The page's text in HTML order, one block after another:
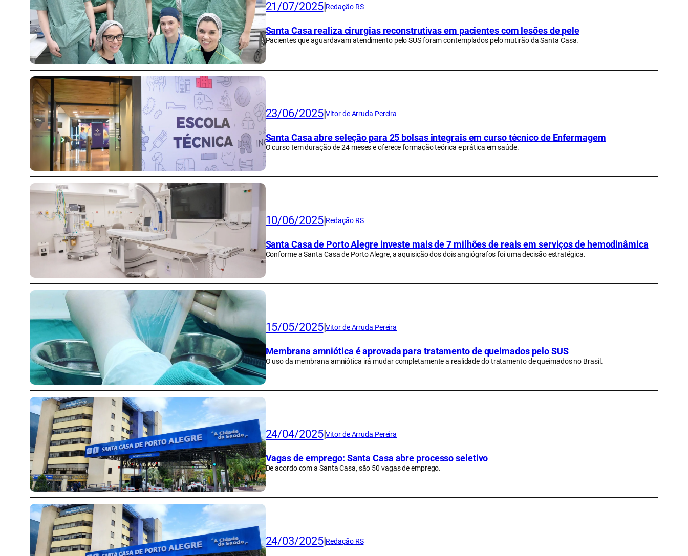
21/07/2025|Redação RS
Santa Casa realiza cirurgias reconstrutivas em pacientes com lesões de pele
Pacientes que aguardavam atendimento pelo SUS foram contemplados pelo mutirão da Santa Casa.
23/06/2025|Vitor de Arruda Pereira
Santa Casa abre seleção para 25 bolsas integrais em curso técnico de Enfermagem
O curso tem duração de 24 meses e oferece formação teórica e prática em saúde.
10/06/2025|Redação RS
Santa Casa de Porto Alegre investe mais de 7 milhões de reais em serviços de hemodinâmica
Conforme a Santa Casa de Porto Alegre, a aquisição dos dois angiógrafos foi uma decisão estratégica.
15/05/2025|Vitor de Arruda Pereira
Membrana amniótica é aprovada para tratamento de queimados pelo SUS
O uso da membrana amniótica irá mudar completamente a realidade do tratamento de queimados no Brasil.
24/04/2025|Vitor de Arruda Pereira
Vagas de emprego: Santa Casa abre processo seletivo
De acordo com a Santa Casa, são 50 vagas de emprego.
24/03/2025|Redação RS